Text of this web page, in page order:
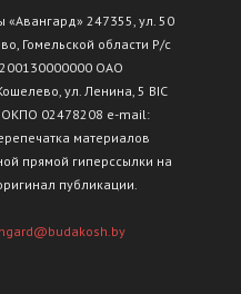
«Авангард» 247355, ул. 50
Гомельской области Р/с
ОАО
ул. Ленина, 5 BIC
ОКПО 02478208 e-mail:
материалов
прямой гиперссылки на
публикации.